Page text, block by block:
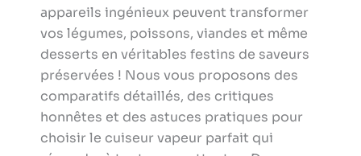
appareils ingénieux peuvent transformer
vos légumes, poissons, viandes et même
desserts en véritables festins de saveurs
préservées ! Nous vous proposons des
comparatifs détaillés, des critiques
honnêtes et des astuces pratiques pour
choisir le cuiseur vapeur parfait qui